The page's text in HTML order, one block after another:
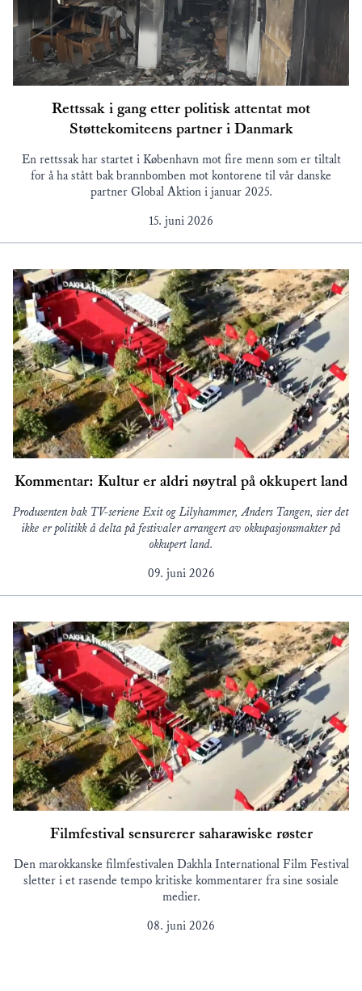
Rettssak i gang etter politisk attentat mot
Støttekomiteens partner i Danmark
En rettssak har startet i København mot fire menn som er tiltalt
for å ha stått bak brannbomben mot kontorene til vår danske
partner Global Aktion i januar 2025.
15. juni 2026
Kommentar: Kultur er aldri nøytral på okkupert land
Produsenten bak TV-seriene Exit og Lilyhammer, Anders Tangen, sier det
ikke er politikk å delta på festivaler arrangert av okkupasjonsmakter på
okkupert land.
09. juni 2026
Filmfestival sensurerer saharawiske røster
Den marokkanske filmfestivalen Dakhla International Film Festival
sletter i et rasende tempo kritiske kommentarer fra sine sosiale
medier.
08. juni 2026